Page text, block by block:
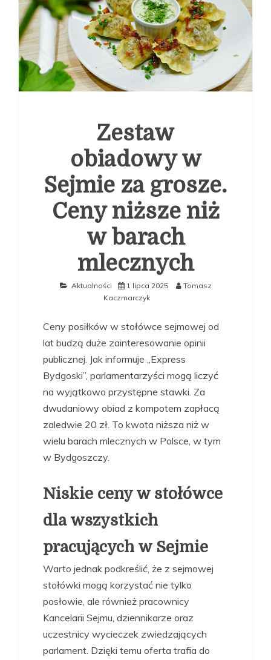
reaguje na potrzeby klientów
przetasowania w telekomunikacji: od ewolucji
Polsatu po amerykański wyścig o sztuczną
Zestaw
obiadowy w
Sejmie za grosze.
Ceny niższe niż
w barach
mlecznych
Aktualności 1 lipca 2025
Tomasz
Kaczmarczyk
Ceny posiłków w stołówce sejmowej od
lat budzą duże zainteresowanie opinii
publicznej. Jak informuje „Express
Bydgoski”, parlamentarzyści mogą liczyć
na wyjątkowo przystępne stawki. Za
dwudaniowy obiad z kompotem zapłacą
zaledwie 20 zł. To kwota niższa niż w
wielu barach mlecznych w Polsce, w tym
w Bydgoszczy.
Niskie ceny w stołówce
dla wszystkich
pracujących w Sejmie
Warto jednak podkreślić, że z sejmowej
stołówki mogą korzystać nie tylko
posłowie, ale również pracownicy
Kancelarii Sejmu, dziennikarze oraz
uczestnicy wycieczek zwiedzających
parlament. Dzięki temu oferta trafia do